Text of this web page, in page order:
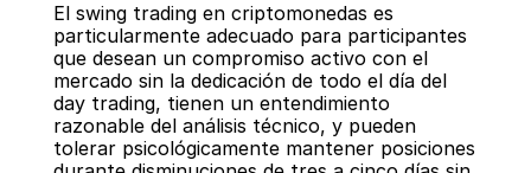
El swing trading en criptomonedas es
particularmente adecuado para participantes
que desean un compromiso activo con el
mercado sin la dedicación de todo el día del
day trading, tienen un entendimiento
razonable del análisis técnico, y pueden
tolerar psicológicamente mantener posiciones